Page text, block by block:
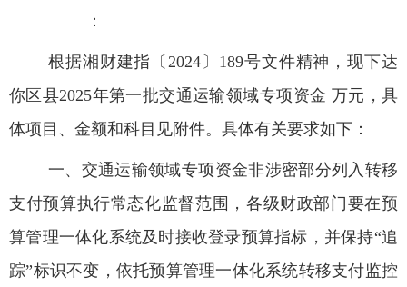
：
根据湘财建指〔2024〕189号文件精神，现下达
你区县2025年第一批交通运输领域专项资金 万元，具
体项目、金额和科目见附件。具体有关要求如下：
一、交通运输领域专项资金非涉密部分列入转移
支付预算执行常态化监督范围，各级财政部门要在预
算管理一体化系统及时接收登录预算指标，并保持“追
踪”标识不变，依托预算管理一体化系统转移支付监控